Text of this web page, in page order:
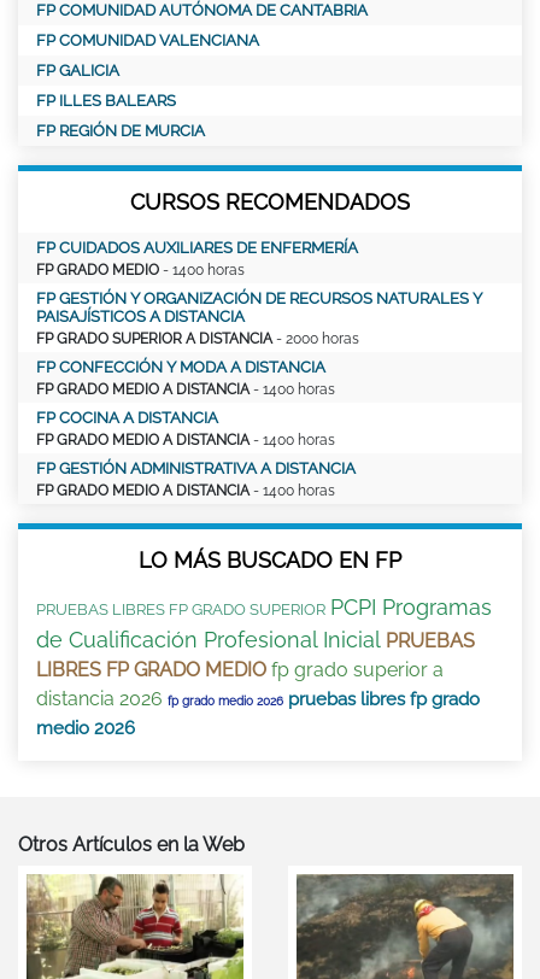
FP COMUNIDAD AUTÓNOMA DE CANTABRIA
FP COMUNIDAD VALENCIANA
FP GALICIA
FP ILLES BALEARS
FP REGIÓN DE MURCIA
CURSOS RECOMENDADOS
FP CUIDADOS AUXILIARES DE ENFERMERÍA
FP GRADO MEDIO - 1400 horas
FP GESTIÓN Y ORGANIZACIÓN DE RECURSOS NATURALES Y
PAISAJÍSTICOS A DISTANCIA
FP GRADO SUPERIOR A DISTANCIA - 2000 horas
FP CONFECCIÓN Y MODA A DISTANCIA
FP GRADO MEDIO A DISTANCIA - 1400 horas
FP COCINA A DISTANCIA
FP GRADO MEDIO A DISTANCIA - 1400 horas
FP GESTIÓN ADMINISTRATIVA A DISTANCIA
FP GRADO MEDIO A DISTANCIA - 1400 horas
LO MÁS BUSCADO EN FP
PRUEBAS LIBRES FP GRADO SUPERIOR PCPI Programas
de Cualificación Profesional Inicial PRUEBAS
LIBRES FP GRADO MEDIO fp grado superior a
distancia 2026 fp grado medio 2026 pruebas libres fp grado
medio 2026
Otros Artículos en la Web